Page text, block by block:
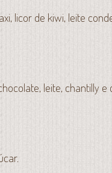
licor de kiwi, leite
leite, chantilly e